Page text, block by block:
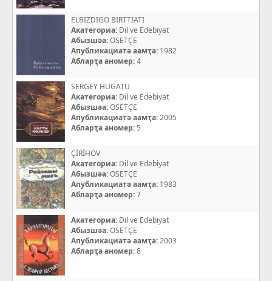
ELBIZDIGO BIRTTİATI
Акатегориа: Dil ve Edebiyat
Абызшәа:OSETÇE
Апубликациатә аамҭа: 1982
Абларҭа аномер:4
SERGEY HUGATU
Акатегориа: Dil ve Edebiyat
Абызшәа:OSETÇE
Апубликациатә аамҭа:2005
Абларҭа аномер: 5
ÇİRİHOV
Акатегориа: Dil ve Edebiyat
Абызшәа:OSETÇE
Апубликациатә аамҭа: 1983
Абларҭа аномер:7
Акатегориа: Dil ve Edebiyat
Абызшәа:OSETÇE
Апубликациатә аамҭа:2003
Абларҭа аномер:8